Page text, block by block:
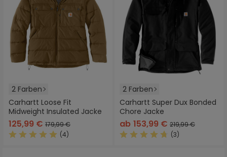
2 Farben
Carhartt Loose Fit
Midweight Insulated Jacke
125,99 € 179,99 €
(4)
2 Farben
Carhartt Super Dux Bonded
Chore Jacke
ab 153,99 € 219,99 €
(3)